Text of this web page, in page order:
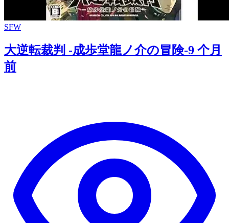
SFW
大逆転裁判 ‐成歩堂龍ノ介の冒険‐9 个月
前